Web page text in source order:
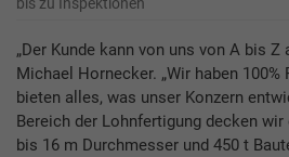
„Der Kunde kann von uns von A bis
Michael Hornecker. „Wir haben
bieten alles, was unser Konzern
Bereich der Lohnfertigung decken
bis 16 m Durchmesser und 450 t